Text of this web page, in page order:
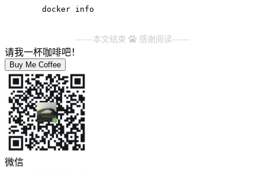
docker info
------本文结束 感谢阅读------
请我一杯咖啡吧！
Buy Me Coffee
微信